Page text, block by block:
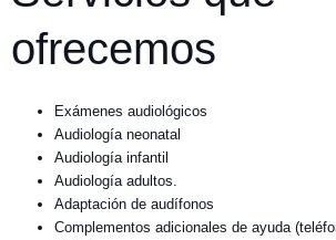
ofrecemos
Exámenes audiológicos
Audiología neonatal
Audiología infantil
Audiología adultos.
Adaptación de audífonos
Complementos adicionales de ayuda